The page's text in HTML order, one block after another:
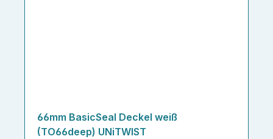
66mm BasicSeal Deckel weiß
(TO66deep) UNiTWIST